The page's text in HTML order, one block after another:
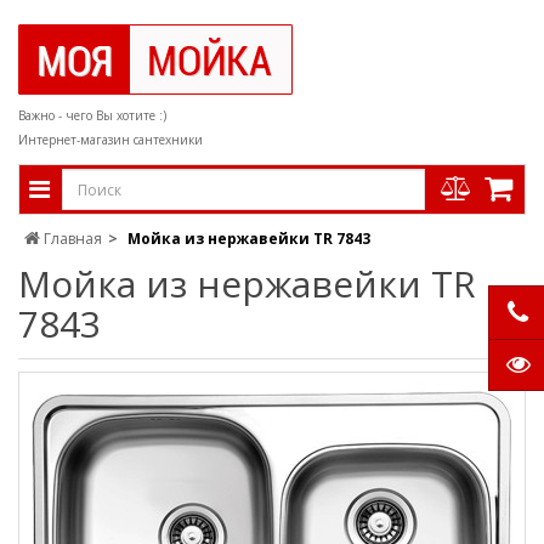
Важно - чего Вы хотите :)
Интернет-магазин сантехники
Главная Мойка из нержавейки TR 7843
Мойка из нержавейки TR
7843